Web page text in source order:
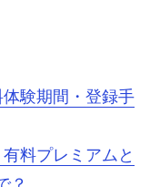
験期間・登録手
料プレミアムと